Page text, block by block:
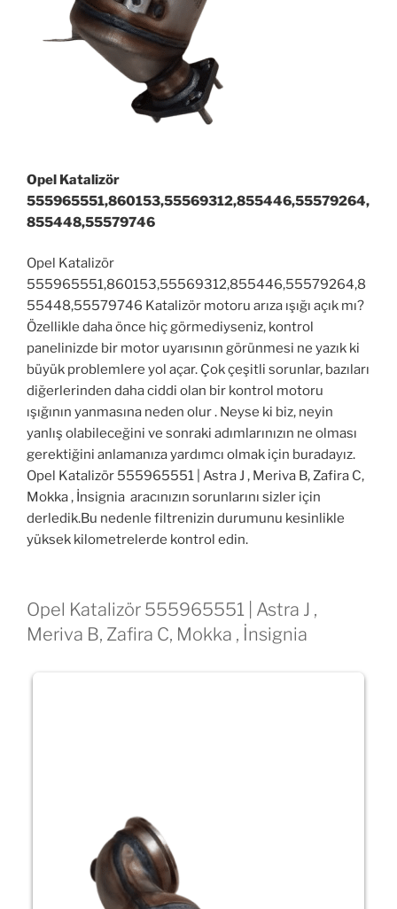
Opel Katalizör
555965551,860153,55569312,855446,55579264,
855448,55579746
Opel Katalizör
555965551,860153,55569312,855446,55579264,8
55448,55579746 Katalizör motoru arıza ışığı açık mı?
Özellikle daha önce hiç görmediyseniz, kontrol
panelinizde bir motor uyarısının görünmesi ne yazık ki
büyük problemlere yol açar. Çok çeşitli sorunlar, bazıları
diğerlerinden daha ciddi olan bir kontrol motoru
ışığının yanmasına neden olur . Neyse ki biz, neyin
yanlış olabileceğini ve sonraki adımlarınızın ne olması
gerektiğini anlamanıza yardımcı olmak için buradayız.
Opel Katalizör 555965551 | Astra J , Meriva B, Zafira C,
Mokka , İnsignia aracınızın sorunlarını sizler için
derledik.Bu nedenle filtrenizin durumunu kesinlikle
yüksek kilometrelerde kontrol edin.
Opel Katalizör 555965551 | Astra J ,
Meriva B, Zafira C, Mokka , İnsignia